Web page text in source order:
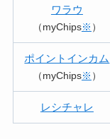
ワラウ
（myChips※ ）
ポイントインカム
（myChips※ ）
レシチャレ